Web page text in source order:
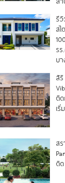
รี
ส
ร
บ
สิริ
ติ
เ
ส
ดิ